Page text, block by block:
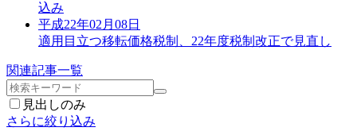
込み
平成22年02月08日
適用目立つ移転価格税制、22年度税制改正で見直し
関連記事一覧
見出しのみ
さらに絞り込み